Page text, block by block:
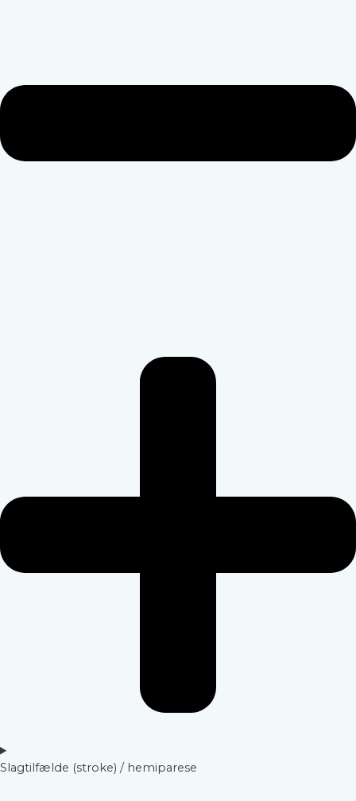
Slagtilfælde (stroke) / hemiparese